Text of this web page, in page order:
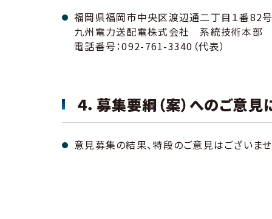
福岡県福岡市中央区渡辺通二丁目１番82
九州電力送配電株式会社 系統技術本部
電話番号：092-761-3340（代表）
４．募集要綱（案）へのご意
意見募集の結果、特段のご意見はございませ